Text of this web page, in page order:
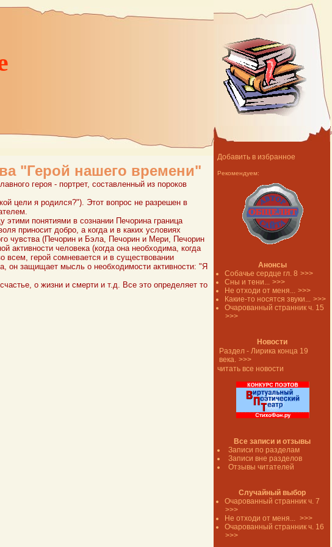
Добавить в избранное
Рекомендуем:
Анонсы
Собачье сердце гл. 8 >>>
Сны и тени... >>>
Не отходи от меня... >>>
Какие-то носятся звуки... >>>
Очарованный странник ч. 15
>>>
Новости
Раздел - Лирика конца 19
века. >>>
читать все новости
Все записи и отзывы
Записи по разделам
Записи вне разделов
Отзывы читателей
Случайный выбор
Очарованный странник ч. 7
>>>
Не отходи от меня... >>>
Очарованный странник ч. 16
>>>
"Герой нашего времени"
героя - портрет, составленный из пороков
цели я родился?"). Этот вопрос не разрешен в
этими понятиями в сознании Печорина граница
приносит добро, а когда и в каких условиях
чувства (Печорин и Бэла, Печорин и Мери, Печорин
человека (когда она необходима, когда
герой сомневается и в существовании
он защищает мысль о необходимости активности: "Я
о жизни и смерти и т.д. Все это определяет то